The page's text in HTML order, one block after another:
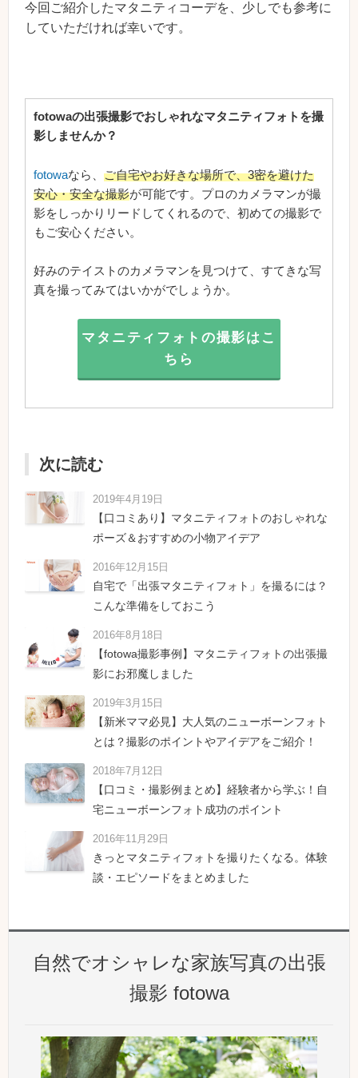
今回ご紹介したマタニティコーデを、少しでも参考に
していただければ幸いです。
fotowaの出張撮影でおしゃれなマタニティフォトを撮
影しませんか？
fotowaなら、 ご自宅やお好きな場所で、3密を避けた
安心・安全な撮影が可能です。プロのカメラマンが撮
影をしっかりリードしてくれるので、初めての撮影で
もご安心ください。
好みのテイストのカメラマンを見つけて、すてきな写
真を撮ってみてはいかがでしょうか。
マタニティフォトの撮影はこ
ちら
次に読む
2019年4月19日
【口コミあり】マタニティフォトのおしゃれな
ポーズ＆おすすめの小物アイデア
2016年12月15日
自宅で「出張マタニティフォト」を撮るには？
こんな準備をしておこう
2016年8月18日
【fotowa撮影事例】マタニティフォトの出張撮
影にお邪魔しました
2019年3月15日
【新米ママ必見】大人気のニューボーンフォト
とは？撮影のポイントやアイデアをご紹介！
2018年7月12日
【口コミ・撮影例まとめ】経験者から学ぶ！自
宅ニューボーンフォト成功のポイント
2016年11月29日
きっとマタニティフォトを撮りたくなる。体験
談・エピソードをまとめました
自然でオシャレな家族写真の出張
撮影 fotowa